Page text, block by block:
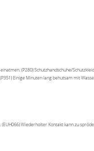
(P280) Schutzhandschuhe/
Einige Minuten lang behutsam mit
Wiederholter Kontakt kann zu